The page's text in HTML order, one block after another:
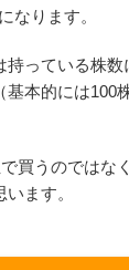
なります。
っている株数
本的には100
買うのではなく
います。